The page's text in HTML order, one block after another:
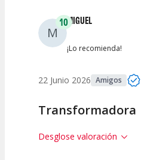
Entre 0 y 2
M
10MIGUEL
¡Lo recomienda!
22 Junio 2026 Amigos
Transformadora
Desglose valoración